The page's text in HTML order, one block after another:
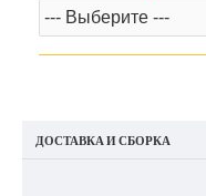
ДОСТАВКА И СБОРКА